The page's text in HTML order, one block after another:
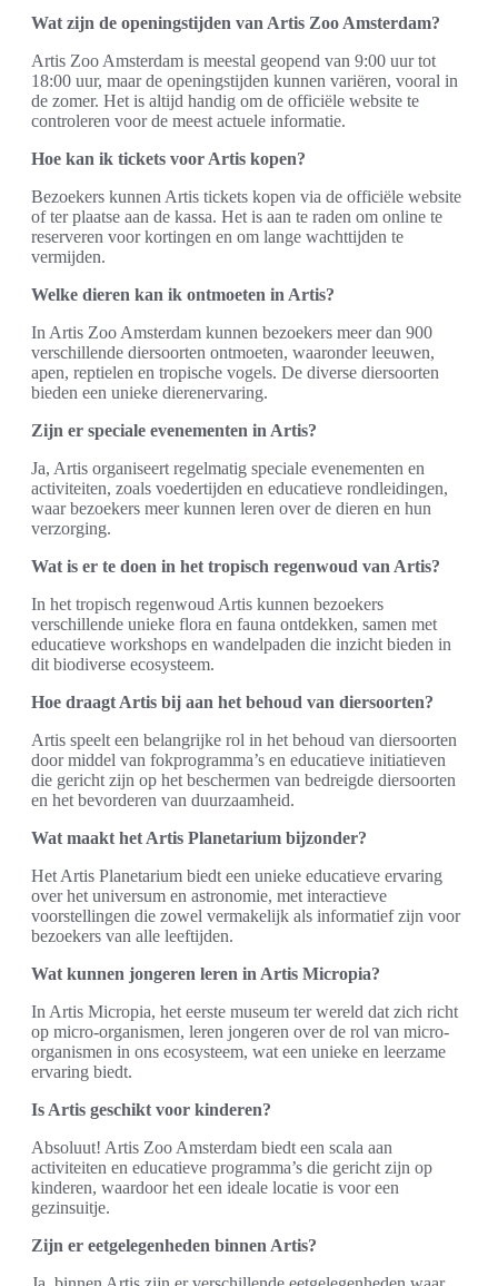
Wat zijn de openingstijden van Artis Zoo Amsterdam?
Artis Zoo Amsterdam is meestal geopend van 9:00 uur tot
18:00 uur, maar de openingstijden kunnen variëren, vooral in
de zomer. Het is altijd handig om de officiële website te
controleren voor de meest actuele informatie.
Hoe kan ik tickets voor Artis kopen?
Bezoekers kunnen Artis tickets kopen via de officiële website
of ter plaatse aan de kassa. Het is aan te raden om online te
reserveren voor kortingen en om lange wachttijden te
vermijden.
Welke dieren kan ik ontmoeten in Artis?
In Artis Zoo Amsterdam kunnen bezoekers meer dan 900
verschillende diersoorten ontmoeten, waaronder leeuwen,
apen, reptielen en tropische vogels. De diverse diersoorten
bieden een unieke dierenervaring.
Zijn er speciale evenementen in Artis?
Ja, Artis organiseert regelmatig speciale evenementen en
activiteiten, zoals voedertijden en educatieve rondleidingen,
waar bezoekers meer kunnen leren over de dieren en hun
verzorging.
Wat is er te doen in het tropisch regenwoud van Artis?
In het tropisch regenwoud Artis kunnen bezoekers
verschillende unieke flora en fauna ontdekken, samen met
educatieve workshops en wandelpaden die inzicht bieden in
dit biodiverse ecosysteem.
Hoe draagt Artis bij aan het behoud van diersoorten?
Artis speelt een belangrijke rol in het behoud van diersoorten
door middel van fokprogramma’s en educatieve initiatieven
die gericht zijn op het beschermen van bedreigde diersoorten
en het bevorderen van duurzaamheid.
Wat maakt het Artis Planetarium bijzonder?
Het Artis Planetarium biedt een unieke educatieve ervaring
over het universum en astronomie, met interactieve
voorstellingen die zowel vermakelijk als informatief zijn voor
bezoekers van alle leeftijden.
Wat kunnen jongeren leren in Artis Micropia?
In Artis Micropia, het eerste museum ter wereld dat zich richt
op micro-organismen, leren jongeren over de rol van micro-
organismen in ons ecosysteem, wat een unieke en leerzame
ervaring biedt.
Is Artis geschikt voor kinderen?
Absoluut! Artis Zoo Amsterdam biedt een scala aan
activiteiten en educatieve programma’s die gericht zijn op
kinderen, waardoor het een ideale locatie is voor een
gezinsuitje.
Zijn er eetgelegenheden binnen Artis?